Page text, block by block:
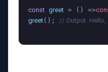
const greet = ( ) =>
greet(); // Output: Hello,